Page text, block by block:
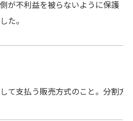
が不利益を被らないように保護
た。
て支払う販売方式のこと。分割方